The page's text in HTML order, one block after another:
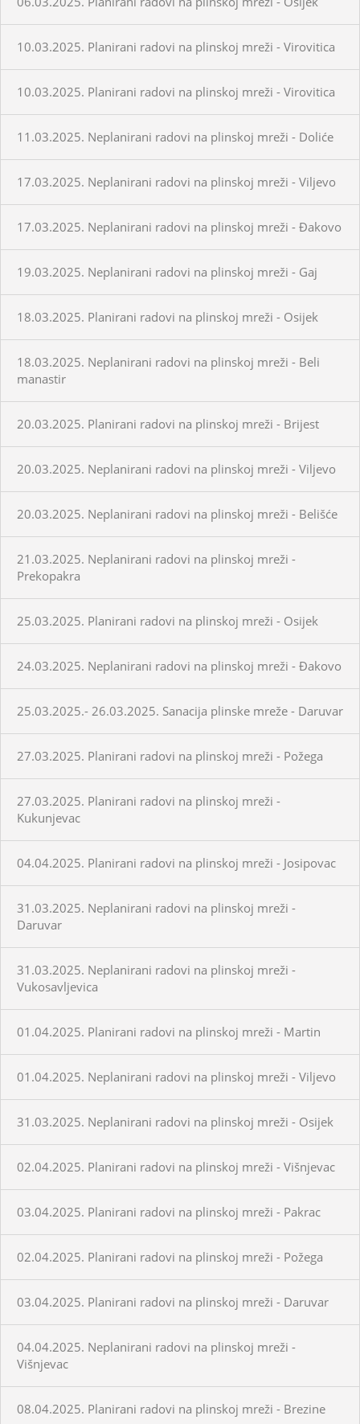
10.03.2025. Planirani radovi na plinskoj mreži - Virovitica
10.03.2025. Planirani radovi na plinskoj mreži - Virovitica
11.03.2025. Neplanirani radovi na plinskoj mreži - Doliće
17.03.2025. Neplanirani radovi na plinskoj mreži - Viljevo
17.03.2025. Neplanirani radovi na plinskoj mreži - Đakovo
19.03.2025. Neplanirani radovi na plinskoj mreži - Gaj
18.03.2025. Planirani radovi na plinskoj mreži - Osijek
18.03.2025. Neplanirani radovi na plinskoj mreži - Beli
manastir
20.03.2025. Planirani radovi na plinskoj mreži - Brijest
20.03.2025. Neplanirani radovi na plinskoj mreži - Viljevo
20.03.2025. Neplanirani radovi na plinskoj mreži - Belišće
21.03.2025. Neplanirani radovi na plinskoj mreži -
Prekopakra
25.03.2025. Planirani radovi na plinskoj mreži - Osijek
24.03.2025. Neplanirani radovi na plinskoj mreži - Đakovo
25.03.2025.- 26.03.2025. Sanacija plinske mreže - Daruvar
27.03.2025. Planirani radovi na plinskoj mreži - Požega
27.03.2025. Planirani radovi na plinskoj mreži -
Kukunjevac
04.04.2025. Planirani radovi na plinskoj mreži - Josipovac
31.03.2025. Neplanirani radovi na plinskoj mreži -
Daruvar
31.03.2025. Neplanirani radovi na plinskoj mreži -
Vukosavljevica
01.04.2025. Planirani radovi na plinskoj mreži - Martin
01.04.2025. Neplanirani radovi na plinskoj mreži - Viljevo
31.03.2025. Neplanirani radovi na plinskoj mreži - Osijek
02.04.2025. Planirani radovi na plinskoj mreži - Višnjevac
03.04.2025. Planirani radovi na plinskoj mreži - Pakrac
02.04.2025. Planirani radovi na plinskoj mreži - Požega
03.04.2025. Planirani radovi na plinskoj mreži - Daruvar
04.04.2025. Neplanirani radovi na plinskoj mreži -
Višnjevac
08.04.2025. Planirani radovi na plinskoj mreži - Brezine